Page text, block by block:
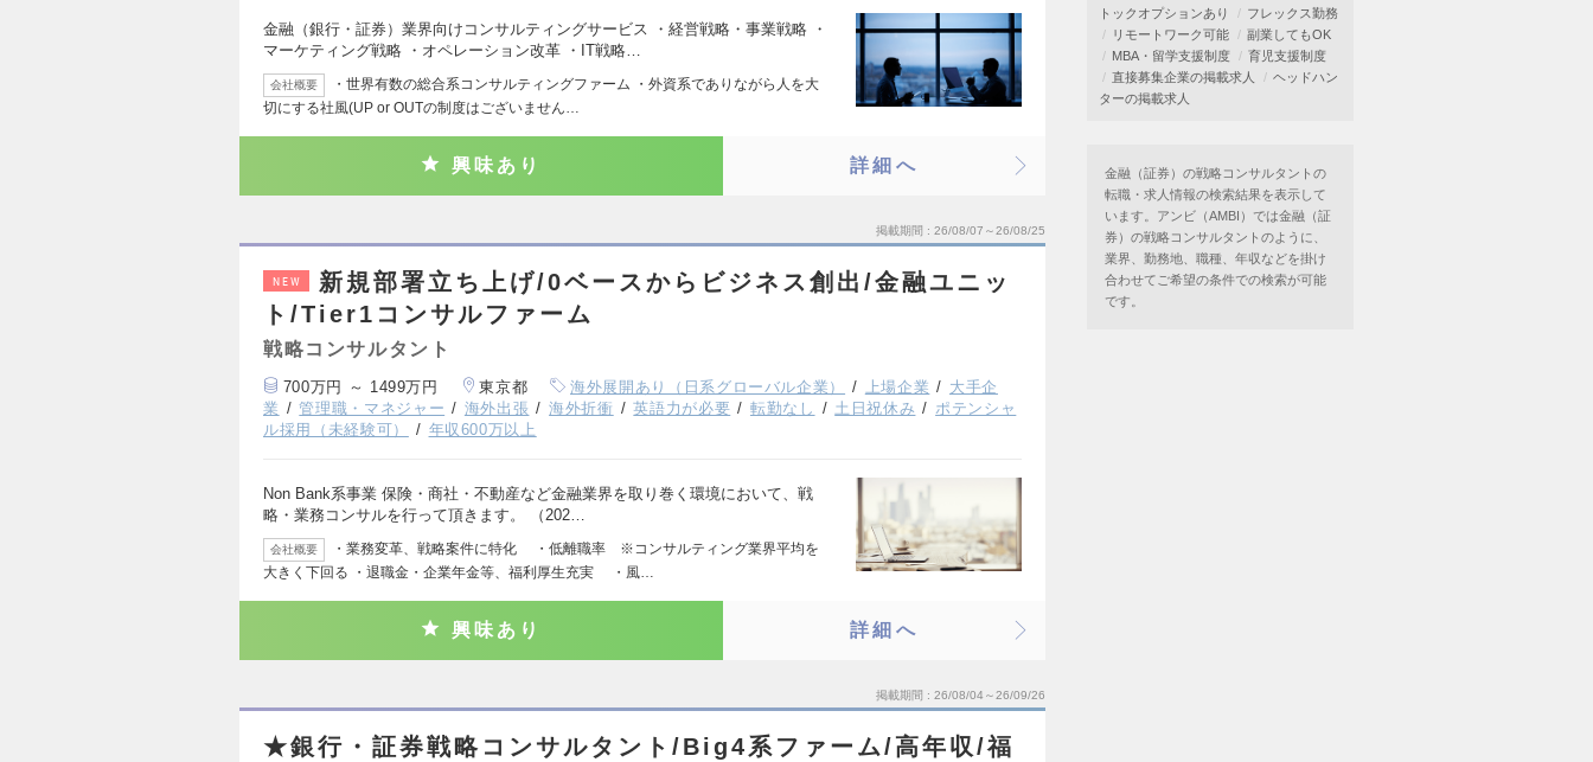
金融（銀行・証券）業界向けコンサルティングサービス ・経営戦略・事業戦略 ・
マーケティング戦略 ・オペレーション改革 ・IT戦略…
会社概要
・世界有数の総合系コンサルティングファーム ・外資系でありながら人を大
切にする社風(UP or OUTの制度はございません…
興味あり 詳細へ
掲載期間 26/08/07～26/08/25
NEW
新規部署立ち上げ/0ベースからビジネス創出/金融ユニッ
ト/Tier1コンサルファーム
戦略コンサルタント
700万円 ～ 1499万円 東京都 海外展開あり（日系グローバル企業） 上場企業
大手企
業
管理職・マネジャー 海外出張 海外折衝 英語力が必要 転勤なし 土日祝休み
ポテンシャ
ル採用（未経験可）
年収600万以上
Non Bank系事業 保険・商社・不動産など金融業界を取り巻く環境において、戦
略・業務コンサルを行って頂きます。 （202…
会社概要
・業務変革、戦略案件に特化 ・低離職率 ※コンサルティング業界平均を
大きく下回る ・退職金・企業年金等、福利厚生充実 ・風…
興味あり 詳細へ
掲載期間 26/08/04～26/09/26
★銀行・証券戦略コンサルタント/Big4系ファーム/高年収/福
トックオプションあり
フレックス勤務
リモートワーク可能
副業してもOK
MBA・留学支援制度
育児支援制度
直接募集企業の掲載求人
ヘッドハン
ターの掲載求人
金融（証券）の戦略コンサルタントの
転職・求人情報の検索結果を表示して
います。アンビ（AMBI）では金融（証
券）の戦略コンサルタントのように、
業界、勤務地、職種、年収などを掛け
合わせてご希望の条件での検索が可能
です。